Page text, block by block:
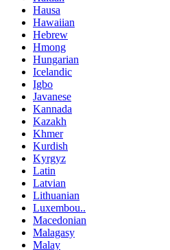
Hausa
Hawaiian
Hebrew
Hmong
Hungarian
Icelandic
Igbo
Javanese
Kannada
Kazakh
Khmer
Kurdish
Kyrgyz
Latin
Latvian
Lithuanian
Luxembou..
Macedonian
Malagasy
Malay